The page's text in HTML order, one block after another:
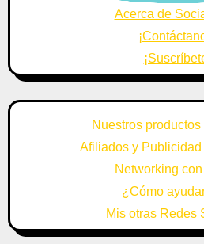
Acerca de
Nuestros
Afiliados y Publicidad
Networking
¿Cómo
Mis otras Redes